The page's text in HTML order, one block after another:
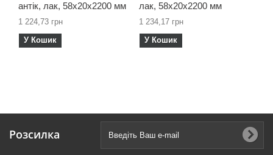
антік, лак, 58х20х2200 мм
1 224,73 грн
У Кошик
лак, 58х20х2200 мм
1 234,17 грн
У Кошик
Розсилка